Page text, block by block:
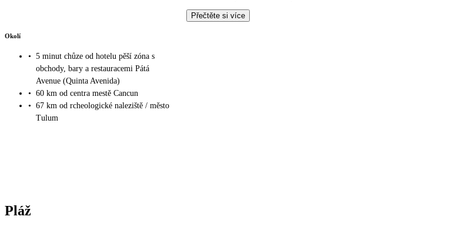
Přečtěte si více
Okolí
• 5 minut chůze od hotelu pěší zóna s
obchody, bary a restauracemi Pátá
Avenue (Quinta Avenida)
• 60 km od centra mestě Cancun
• 67 km od rcheologické naleziště / město
Tulum
Pláž